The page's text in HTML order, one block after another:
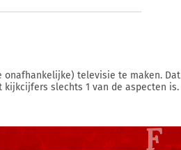
televisie te maken. Dat
kijkcijfers slechts 1 van de aspecten is.